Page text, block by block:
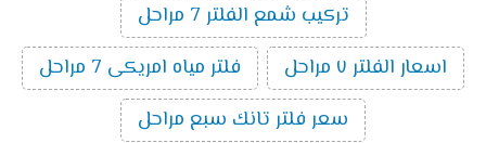
تركيب شمع الفلتر 7 مراحل
اسعار الفلتر ٧ مراحل
فلتر مياه امريكى 7 مراحل
سعر فلتر تانك سبع مراحل